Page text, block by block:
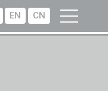
EN CN